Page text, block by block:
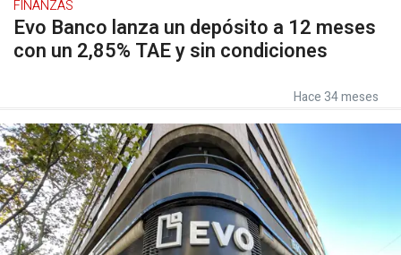
FINANZAS
Evo Banco lanza un depósito a 12 meses
con un 2,85% TAE y sin condiciones
Hace 34 meses